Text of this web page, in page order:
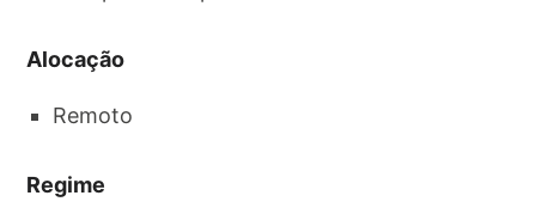
Alocação
Remoto
Regime